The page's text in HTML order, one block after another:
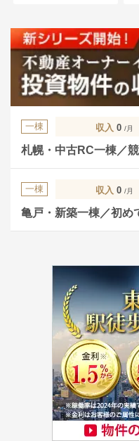
一棟 収入 0 /月
札幌・中古RC一棟／
一棟 収入 0 /月
亀戸・新築一棟／初め